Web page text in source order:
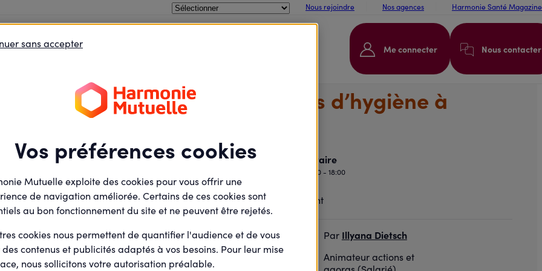
le débat Je défends des projets Me connecter Nous contacter
Nous rejoindre Nos agences Harmonie Santé Magazine
à l’agence de Sedan
Collecte de produits d’hygiène à
l’agence de Sedan
Présentiel
8 Rue Gambetta
08200 Sedan
Horaire
09:00 - 18:00
ParNathalie Schaer
Animateur actions et
Par Illyana Dietsch
Animateur actions et
Vos préférences cookies
Mutuelle exploite des cookies pour vous offrir une
de navigation améliorée. Certains de ces cookies sont
au bon fonctionnement du site et ne peuvent être rejetés.
cookies nous permettent de quantifier l'audience et de vous
contenus et publicités adaptés à vos besoins. Pour leur mise
nous sollicitons votre autorisation préalable.
sans accepter